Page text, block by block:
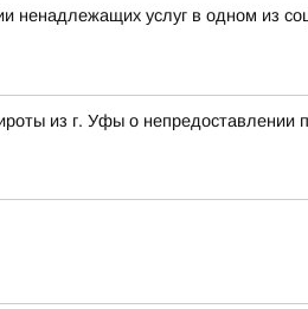
услуг в одном из
из г. Уфы о непредоставлении